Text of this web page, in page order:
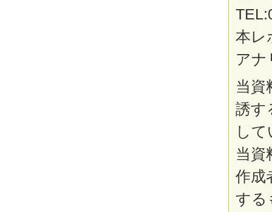
本レ
アナ
当資
誘す
し
当資
作成
する